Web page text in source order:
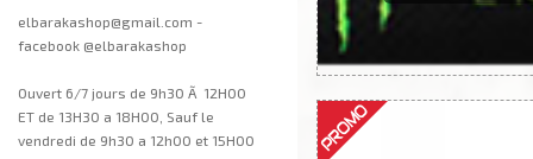
elbarakashop@gmail.com -
facebook @elbarakashop
Ouvert 6/7 jours de 9h30 Ã 12H00
ET de 13H30 a 18H00, Sauf le
vendredi de 9h30 a 12h00 et 15H00